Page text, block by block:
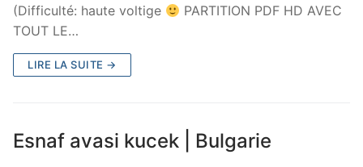
(Difficulté: haute voltige
PARTITION PDF HD AVEC
TOUT LE…
LIRE LA SUITE →
Esnaf avasi kucek | Bulgarie